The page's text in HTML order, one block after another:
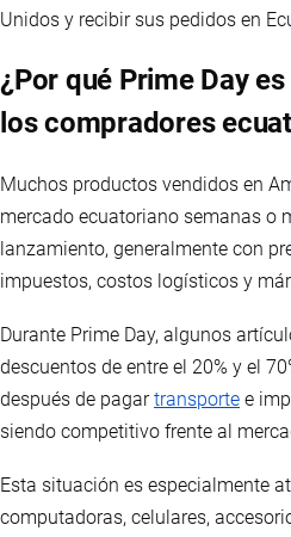
Unidos y recibir sus pedidos en
¿Por qué Prime Day
los compradores
Muchos productos vendidos en
mercado ecuatoriano semanas o
lanzamiento, generalmente con
impuestos, costos logísticos y
Durante Prime Day, algunos
descuentos de entre el 20% y el
después de pagartransporte e
siendo competitivo frente al
Esta situación es especialmente
computadoras, celulares,